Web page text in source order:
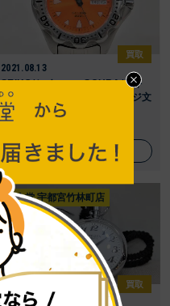
買取
2021.08.13
SEIKO/セイコー SCUBA/スキ
ューバー 200 AGS オレンジ文
字盤のお買 ...
詳しく見る
錬金堂 宇都宮竹林町店
買取
2021.07.26